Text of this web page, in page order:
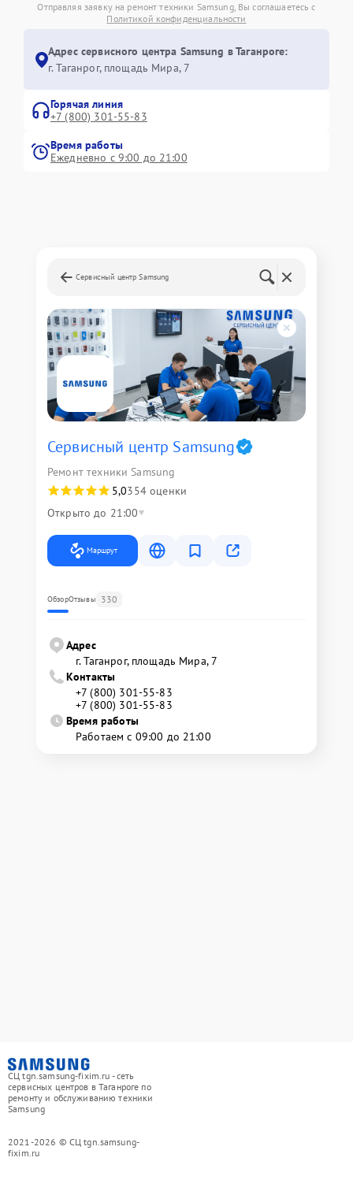
Отправляя заявку на ремонт техники Samsung, Вы соглашаетесь с
Политикой конфиденциальности
Адрес сервисного центра Samsung в Таганроге:
г. Таганрог, площадь Мира, 7
Горячая линия
+7 (800) 301-55-83
Время работы
Ежедневно с 9:00 до 21:00
Сервисный центр Samsung
Сервисный центр Samsung
Ремонт техники Samsung
5,0354 оценки
Открыто до 21:00
Маршрут
ОбзорОтзывы 330
Адрес
г. Таганрог, площадь Мира, 7
Контакты
+7 (800) 301-55-83
+7 (800) 301-55-83
Время работы
Работаем с 09:00 до 21:00
СЦ tgn.samsung-fixim.ru - сеть
сервисных центров в Таганроге по
ремонту и обслуживанию техники
Samsung
2021-2026 © СЦ tgn.samsung-
fixim.ru